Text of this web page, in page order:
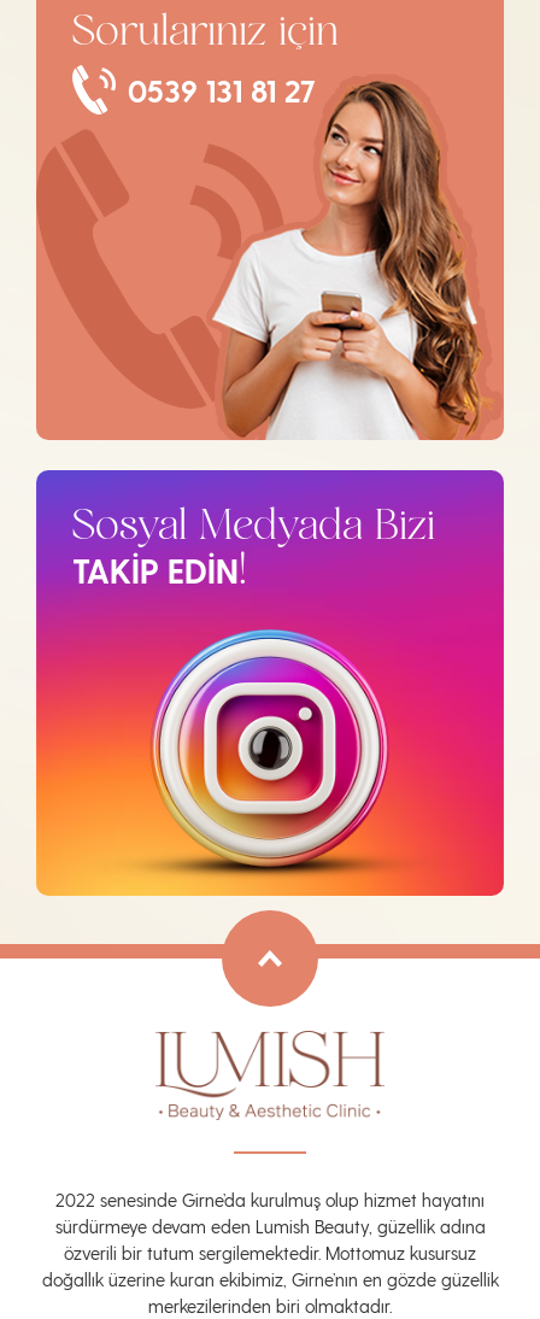
Sorularınız için
0539 131 81 27
Sosyal Medyada Bizi
TAKİP EDİN!
2022 senesinde Girne’da kurulmuş olup hizmet hayatını
sürdürmeye devam eden Lumish Beauty, güzellik adına
özverili bir tutum sergilemektedir. Mottomuz kusursuz
doğallık üzerine kuran ekibimiz, Girne’nın en gözde güzellik
merkezilerinden biri olmaktadır.